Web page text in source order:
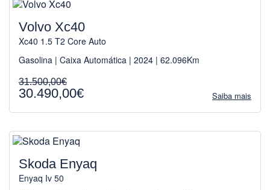
Volvo Xc40
Xc40 1.5 T2 Core Auto
Gasolina | Caixa Automática | 2024 | 62.096Km
31.500,00€
30.490,00€ Saiba mais
Skoda Enyaq
Enyaq Iv 50